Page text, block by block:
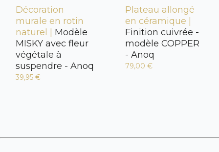
Décoration
murale en rotin
naturel | Modèle
MISKY avec fleur
végétale à
suspendre - Anoq
39,95 €
Plateau allongé
en céramique |
Finition cuivrée -
modèle COPPER
- Anoq
79,00 €